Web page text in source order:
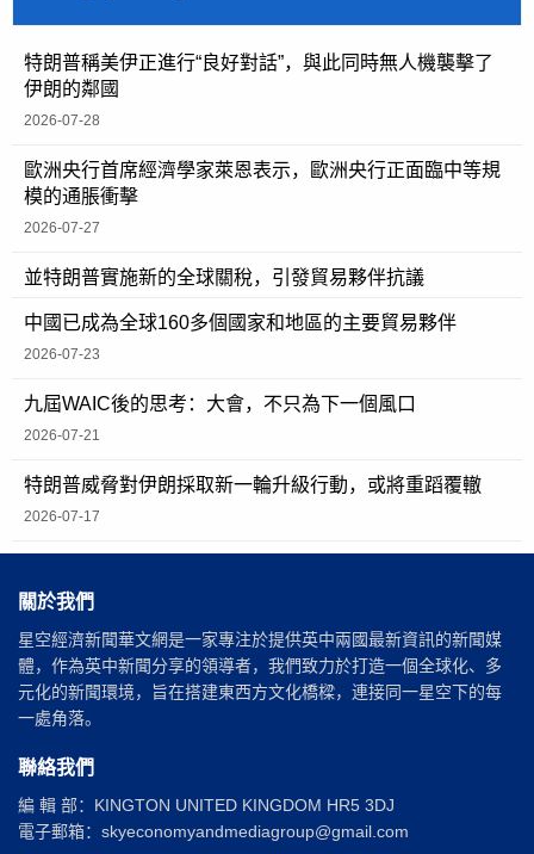
特朗普稱美伊正進行“良好對話”，與此同時無人機襲擊了
伊朗的鄰國
2026-07-28
歐洲央行首席經濟學家萊恩表示，歐洲央行正面臨中等規
模的通脹衝擊
2026-07-27
並特朗普實施新的全球關稅，引發貿易夥伴抗議
中國已成為全球160多個國家和地區的主要貿易夥伴
2026-07-23
九屆WAIC後的思考：大會，不只為下一個風口
2026-07-21
特朗普威脅對伊朗採取新一輪升級行動，或將重蹈覆轍
2026-07-17
關於我們
星空經濟新聞華文網是一家專注於提供英中兩國最新資訊的新聞媒
體，作為英中新聞分享的領導者，我們致力於打造一個全球化、多
元化的新聞環境，旨在搭建東西方文化橋樑，連接同一星空下的每
一處角落。
聯絡我們
編 輯 部：KINGTON UNITED KINGDOM HR5 3DJ
電子郵箱：skyeconomyandmediagroup@gmail.com